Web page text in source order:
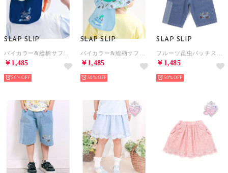
SLAP SLIP
￥1,485
50%
SLAP SLIP
￥1,485
50%
SLAP SLIP
￥1,485
50%